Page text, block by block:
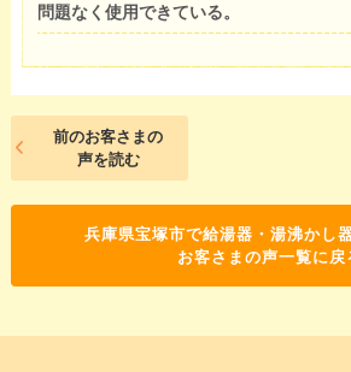
問題なく使用できている。
前のお客さまの
声を読む
兵庫県宝塚市で給湯器・湯沸かし
お客さまの声一覧に戻